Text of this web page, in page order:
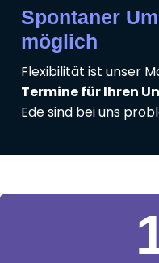
Spontaner
möglich
Flexibilität ist unser
Termine für Ihren
Ede sind bei uns